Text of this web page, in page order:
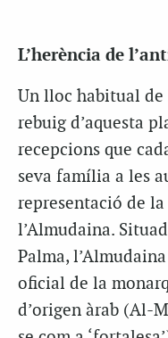
L’herència de
Un lloc habitual de
rebuig d’aquesta
recepcions que
seva família a les
representació de
l’Almudaina.
Palma,
oficial de la
d’origen àrab (Al-